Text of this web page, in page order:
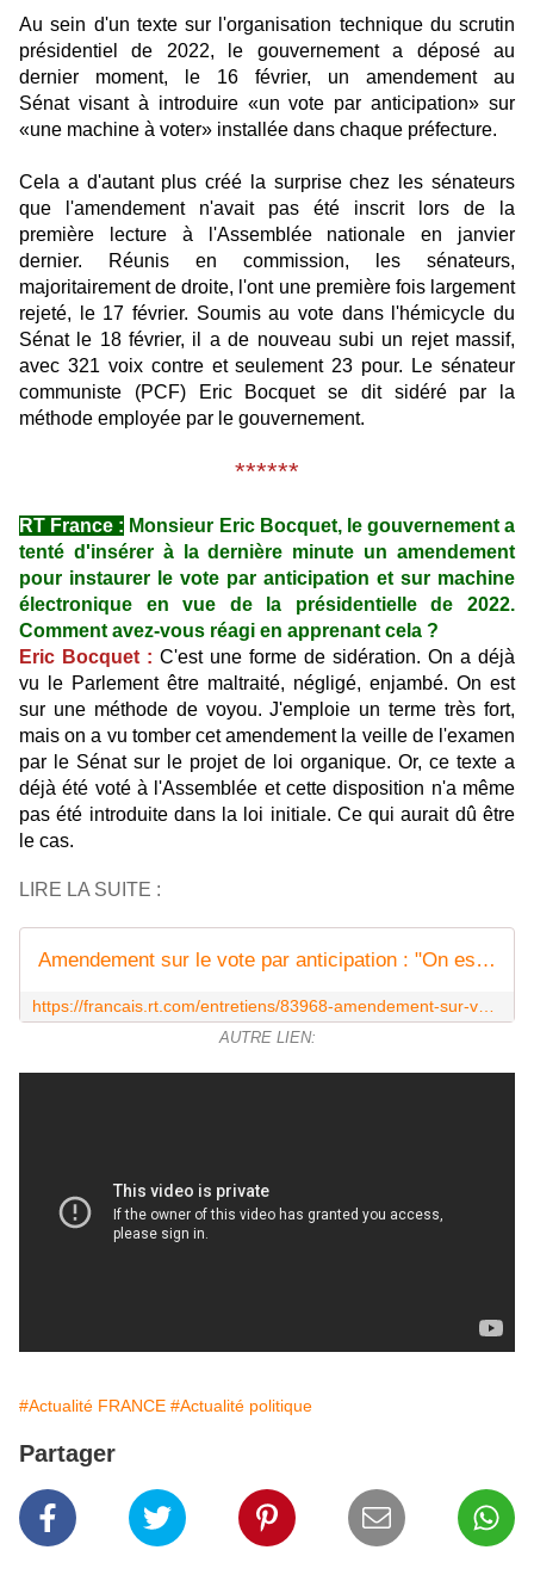
Au sein d'un texte sur l'organisation technique du scrutin
présidentiel de 2022, le gouvernement a déposé au
dernier moment, le 16 février, un amendement au
Sénat visant à introduire «un vote par anticipation» sur
«une machine à voter» installée dans chaque préfecture.
Cela a d'autant plus créé la surprise chez les sénateurs
que l'amendement n'avait pas été inscrit lors de la
première lecture à l'Assemblée nationale en janvier
dernier. Réunis en commission, les sénateurs,
majoritairement de droite, l'ont une première fois largement
rejeté, le 17 février. Soumis au vote dans l'hémicycle du
Sénat le 18 février, il a de nouveau subi un rejet massif,
avec 321 voix contre et seulement 23 pour. Le sénateur
communiste (PCF) Eric Bocquet se dit sidéré par la
méthode employée par le gouvernement.
******
RT France : Monsieur Eric Bocquet, le gouvernement a
tenté d'insérer à la dernière minute un amendement
pour instaurer le vote par anticipation et sur machine
électronique en vue de la présidentielle de 2022.
Comment avez-vous réagi en apprenant cela ?
Eric Bocquet : C'est une forme de sidération. On a déjà
vu le Parlement être maltraité, négligé, enjambé. On est
sur une méthode de voyou. J'emploie un terme très fort,
mais on a vu tomber cet amendement la veille de l'examen
par le Sénat sur le projet de loi organique. Or, ce texte a
déjà été voté à l'Assemblée et cette disposition n'a même
pas été introduite dans la loi initiale. Ce qui aurait dû être
le cas.
LIRE LA SUITE :
Amendement sur le vote par anticipation : "On est sur une méthode de voyou" (ENTRETIEN)
AUTRE LIEN:
#Actualité FRANCE #Actualité politique
Partager